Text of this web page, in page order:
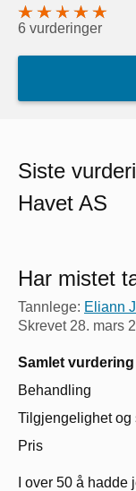
6 vurderinger
Siste
Havet AS
Har mistet
Tannlege: Eliann
Skrevet 28. mars
Samlet vurdering
Behandling
Tilgjengelighet og
Pris
I over 50 å